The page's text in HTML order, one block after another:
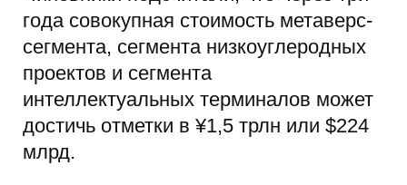
года совокупная стоимость метаверс-
сегмента, сегмента низкоуглеродных
проектов и сегмента
интеллектуальных терминалов может
достичь отметки в ¥1,5 трлн или $224
млрд.